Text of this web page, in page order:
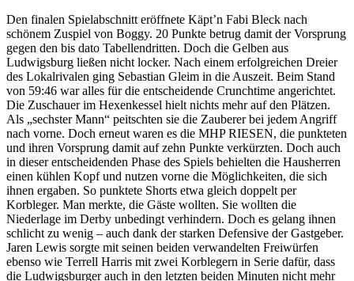
Den finalen Spielabschnitt eröffnete Käpt’n Fabi Bleck nach
schönem Zuspiel von Boggy. 20 Punkte betrug damit der Vorsprung
gegen den bis dato Tabellendritten. Doch die Gelben aus
Ludwigsburg ließen nicht locker. Nach einem erfolgreichen Dreier
des Lokalrivalen ging Sebastian Gleim in die Auszeit. Beim Stand
von 59:46 war alles für die entscheidende Crunchtime angerichtet.
Die Zuschauer im Hexenkessel hielt nichts mehr auf den Plätzen.
Als „sechster Mann“ peitschten sie die Zauberer bei jedem Angriff
nach vorne. Doch erneut waren es die MHP RIESEN, die punkteten
und ihren Vorsprung damit auf zehn Punkte verkürzten. Doch auch
in dieser entscheidenden Phase des Spiels behielten die Hausherren
einen kühlen Kopf und nutzen vorne die Möglichkeiten, die sich
ihnen ergaben. So punktete Shorts etwa gleich doppelt per
Korbleger. Man merkte, die Gäste wollten. Sie wollten die
Niederlage im Derby unbedingt verhindern. Doch es gelang ihnen
schlicht zu wenig – auch dank der starken Defensive der Gastgeber.
Jaren Lewis sorgte mit seinen beiden verwandelten Freiwürfen
ebenso wie Terrell Harris mit zwei Korblegern in Serie dafür, dass
die Ludwigsburger auch in den letzten beiden Minuten nicht mehr